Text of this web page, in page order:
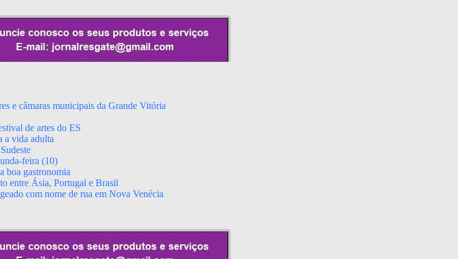
e câmaras municipais da Grande Vitória
de artes do ES
a vida adulta
feira (10)
boa gastronomia
entre Ásia, Portugal e Brasil
com nome de rua em Nova Venécia